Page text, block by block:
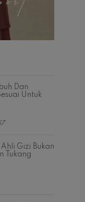
Dan
Untuk
Gizi Bukan
Tukang